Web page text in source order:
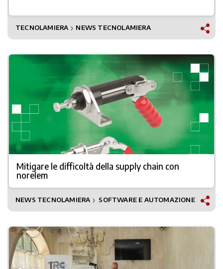
TECNOLAMIERA ❯ NEWS TECNOLAMIERA
Mitigare le difficoltà della supply chain con
norelem
NEWS TECNOLAMIERA ❯ SOFTWARE E AUTOMAZIONE